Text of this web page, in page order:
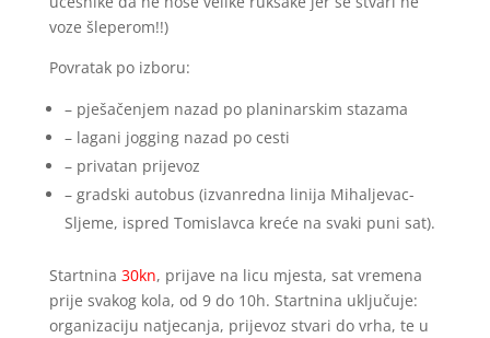
voze šleperom!!)
Povratak po izboru:
– pješačenjem nazad po planinarskim stazama
– lagani jogging nazad po cesti
– privatan prijevoz
– gradski autobus (izvanredna linija Mihaljevac-
Sljeme, ispred Tomislavca kreće na svaki puni sat).
Startnina 30kn, prijave na licu mjesta, sat vremena
prije svakog kola, od 9 do 10h. Startnina uključuje:
organizaciju natjecanja, prijevoz stvari do vrha, te u